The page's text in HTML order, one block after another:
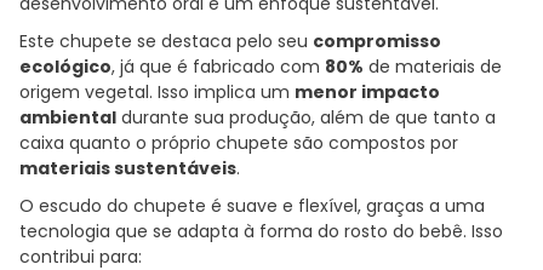
Este chupete se destaca pelo seu compromisso
ecológico, já que é fabricado com 80% de materiais de
origem vegetal. Isso implica um menor impacto
ambiental durante sua produção, além de que tanto a
caixa quanto o próprio chupete são compostos por
materiais sustentáveis.
O escudo do chupete é suave e flexível, graças a uma
tecnologia que se adapta à forma do rosto do bebê. Isso
contribui para: